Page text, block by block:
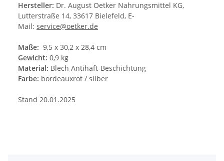
Hersteller: Dr. August Oetker Nahrungsmittel KG,
Lutterstraße 14, 33617 Bielefeld, E-
Mail: service@oetker.de
Maße: 9,5 x 30,2 x 28,4 cm
Gewicht: 0,9 kg
Material: Blech Antihaft-Beschichtung
Farbe: bordeauxrot / silber
Stand 20.01.2025